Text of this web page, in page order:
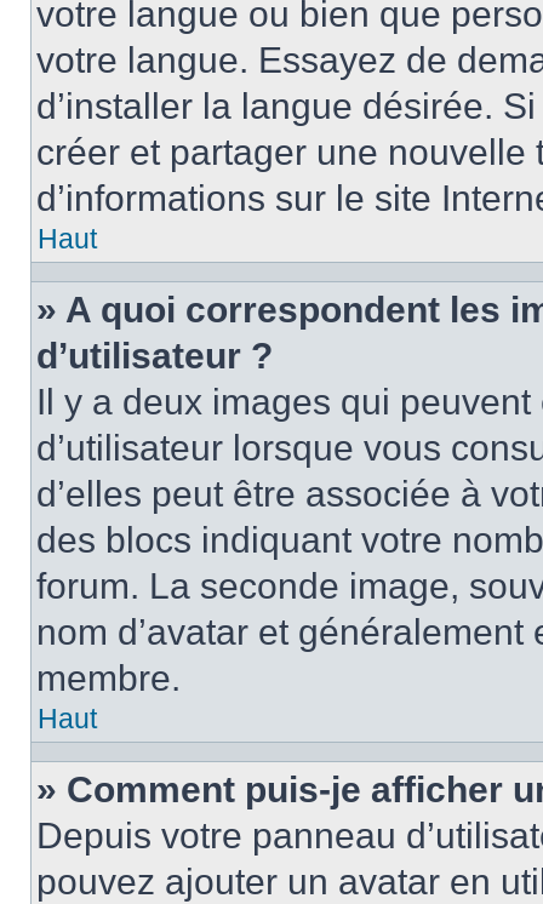
votre langue ou bien que
votre langue. Essayez de
d’installer la langue désirée.
créer et partager une
d’informations sur le site
Haut
» A quoi correspondent les
d’utilisateur ?
Il y a deux images qui
d’utilisateur lorsque vous
d’elles peut être associée à
des blocs indiquant votre
forum. La seconde image,
nom d’avatar et
membre.
Haut
» Comment puis-je afficher
Depuis votre panneau
pouvez ajouter un avatar en